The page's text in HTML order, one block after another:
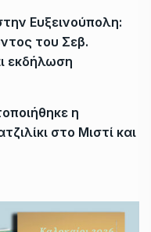
Ευξεινούπολη:
του Σεβ.
εκδήλωση
η
στο Μιστί και